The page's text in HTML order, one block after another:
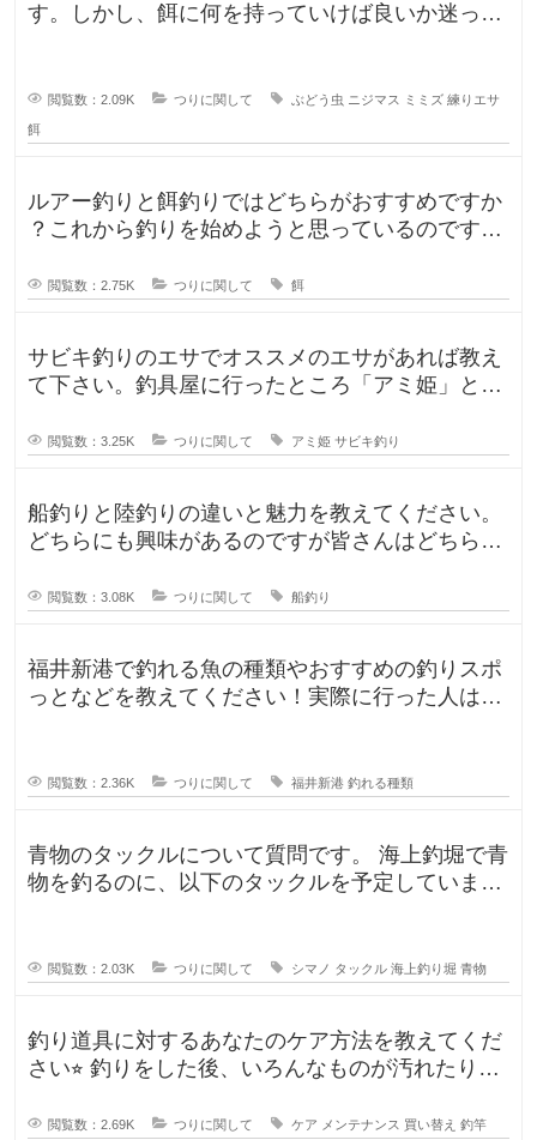
す。しかし、餌に何を持っていけば良いか迷って
閲覧数：2.09K つりに関して ぶどう虫 ニジマス ミミズ 練りエサ
餌
ルアー釣りと餌釣りではどちらがおすすめですか
？これから釣りを始めようと思っているのです
閲覧数：2.75K つりに関して 餌
サビキ釣りのエサでオススメのエサがあれば教え
て下さい。釣具屋に行ったところ「アミ姫」とい
閲覧数：3.25K つりに関して アミ姫 サビキ釣り
船釣りと陸釣りの違いと魅力を教えてください。
どちらにも興味があるのですが皆さんはどちらが
閲覧数：3.08K つりに関して 船釣り
福井新港で釣れる魚の種類やおすすめの釣りスポ
っとなどを教えてください！実際に行った人はど
閲覧数：2.36K つりに関して 福井新港 釣れる種類
青物のタックルについて質問です。 海上釣堀で青
物を釣るのに、以下のタックルを予定していま
閲覧数：2.03K つりに関して シマノ タックル 海上釣り堀 青物
釣り道具に対するあなたのケア方法を教えてくだ
さい⭐︎ 釣りをした後、いろんなものが汚れたりし
閲覧数：2.69K つりに関して ケア メンテナンス 買い替え 釣竿